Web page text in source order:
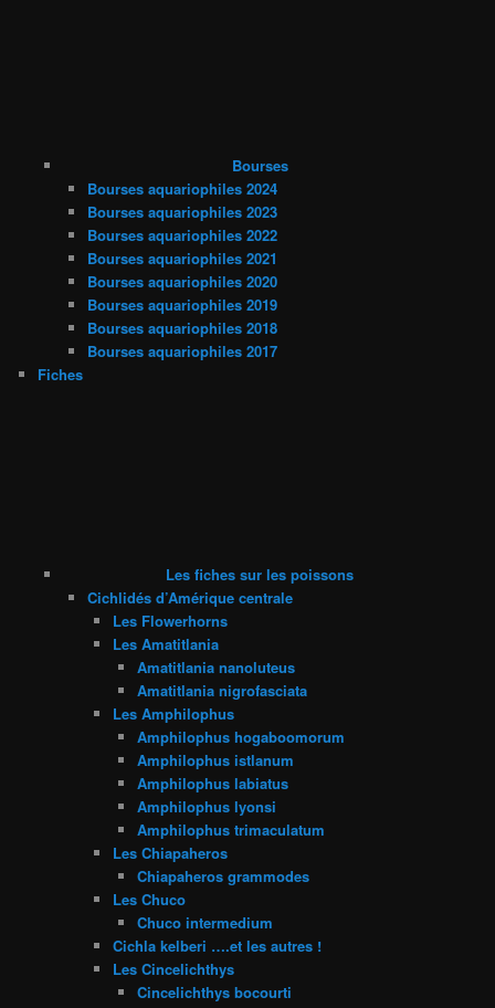
Bourses
Bourses aquariophiles 2024
Bourses aquariophiles 2023
Bourses aquariophiles 2022
Bourses aquariophiles 2021
Bourses aquariophiles 2020
Bourses aquariophiles 2019
Bourses aquariophiles 2018
Bourses aquariophiles 2017
Fiches
Les fiches sur les poissons
Cichlidés d’Amérique centrale
Les Flowerhorns
Les Amatitlania
Amatitlania nanoluteus
Amatitlania nigrofasciata
Les Amphilophus
Amphilophus hogaboomorum
Amphilophus istlanum
Amphilophus labiatus
Amphilophus lyonsi
Amphilophus trimaculatum
Les Chiapaheros
Chiapaheros grammodes
Les Chuco
Chuco intermedium
Cichla kelberi ….et les autres !
Les Cincelichthys
Cincelichthys bocourti